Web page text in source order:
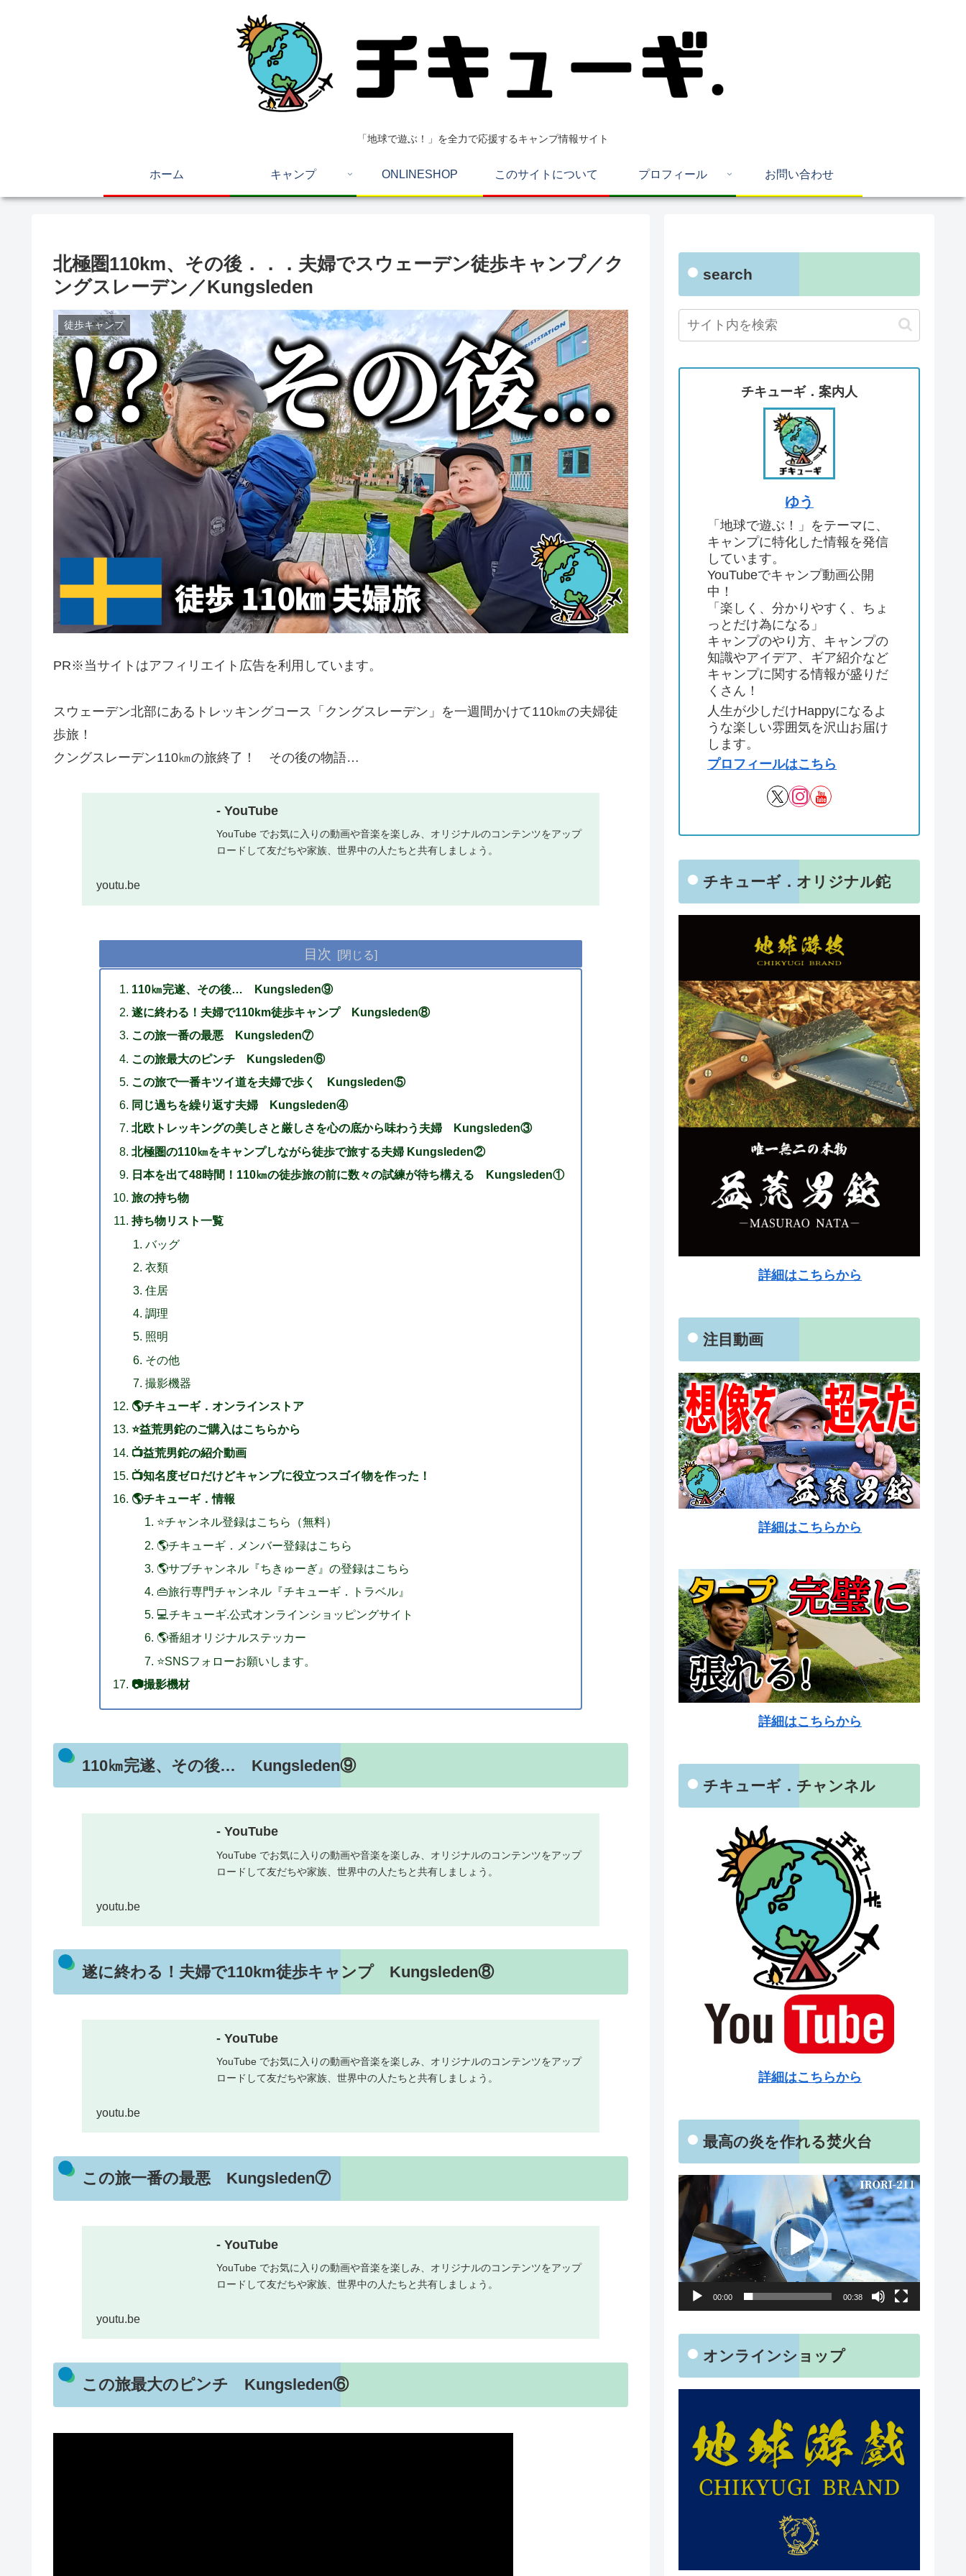
「地球で遊ぶ！」を全力で応援するキャンプ情報サイト
ホーム キャンプ ONLINESHOP このサイトについて プロフィール お問い合わせ
北極圏110km、その後．．．夫婦でスウェーデン徒歩キャンプ／ク
ングスレーデン／Kungsleden
徒歩キャンプ
PR※当サイトはアフィリエイト広告を利用しています。
スウェーデン北部にあるトレッキングコース「クングスレーデン」を一週間かけて110㎞の夫婦徒
歩旅！
クングスレーデン110㎞の旅終了！ その後の物語…
- YouTube
YouTube でお気に入りの動画や音楽を楽しみ、オリジナルのコンテンツをアップ
ロードして友だちや家族、世界中の人たちと共有しましょう。
youtu.be
目次
110㎞完遂、その後… Kungsleden⑨
遂に終わる！夫婦で110km徒歩キャンプ Kungsleden⑧
この旅一番の最悪 Kungsleden⑦
この旅最大のピンチ Kungsleden⑥
この旅で一番キツイ道を夫婦で歩く Kungsleden⑤
同じ過ちを繰り返す夫婦 Kungsleden④
北欧トレッキングの美しさと厳しさを心の底から味わう夫婦 Kungsleden③
北極圏の110㎞をキャンプしながら徒歩で旅する夫婦 Kungsleden②
日本を出て48時間！110㎞の徒歩旅の前に数々の試練が待ち構える Kungsleden①
旅の持ち物
持ち物リスト一覧
バッグ
衣類
住居
調理
照明
その他
撮影機器
🌎チキューギ．オンラインストア
⭐益荒男鉈のご購入はこちらから
📺益荒男鉈の紹介動画
📺知名度ゼロだけどキャンプに役立つスゴイ物を作った！
🌎チキューギ．情報
⭐チャンネル登録はこちら（無料）
🌎チキューギ．メンバー登録はこちら
🌎サブチャンネル『ちきゅーぎ』の登録はこちら
👜旅行専門チャンネル『チキューギ．トラベル』
💻チキューギ.公式オンラインショッピングサイト
🌎番組オリジナルステッカー
⭐SNSフォローお願いします。
📷撮影機材
110㎞完遂、その後… Kungsleden⑨
- YouTube
YouTube でお気に入りの動画や音楽を楽しみ、オリジナルのコンテンツをアップ
ロードして友だちや家族、世界中の人たちと共有しましょう。
youtu.be
遂に終わる！夫婦で110km徒歩キャンプ Kungsleden⑧
- YouTube
YouTube でお気に入りの動画や音楽を楽しみ、オリジナルのコンテンツをアップ
ロードして友だちや家族、世界中の人たちと共有しましょう。
youtu.be
この旅一番の最悪 Kungsleden⑦
- YouTube
YouTube でお気に入りの動画や音楽を楽しみ、オリジナルのコンテンツをアップ
ロードして友だちや家族、世界中の人たちと共有しましょう。
youtu.be
この旅最大のピンチ Kungsleden⑥
search
チキューギ．案内人
ゆう
「地球で遊ぶ！」をテーマに、
キャンプに特化した情報を発信
しています。
YouTubeでキャンプ動画公開
中！
「楽しく、分かりやすく、ちょ
っとだけ為になる」
キャンプのやり方、キャンプの
知識やアイデア、ギア紹介など
キャンプに関する情報が盛りだ
くさん！
人生が少しだけHappyになるよ
うな楽しい雰囲気を沢山お届け
します。
プロフィールはこちら
チキューギ．オリジナル鉈
詳細はこちらから
注目動画
詳細はこちらから
詳細はこちらから
チキューギ．チャンネル
詳細はこちらから
最高の炎を作れる焚火台
動
画
レ
ー
00:00 00:38
オンラインショップ